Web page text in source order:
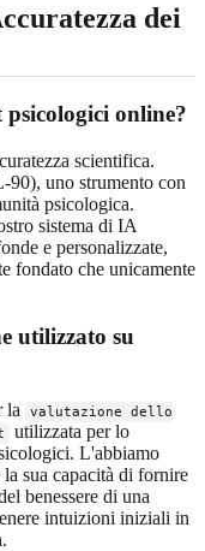
dei
online?
scientifica.
uno strumento con
psicologica.
sistema di IA
e personalizzate,
fondato che unicamente
utilizzato su
la
valutazione dello
utilizzata per lo
L'abbiamo
sua capacità di fornire
benessere di una
intuizioni iniziali in